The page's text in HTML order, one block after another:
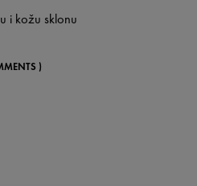
i kožu sklonu
)